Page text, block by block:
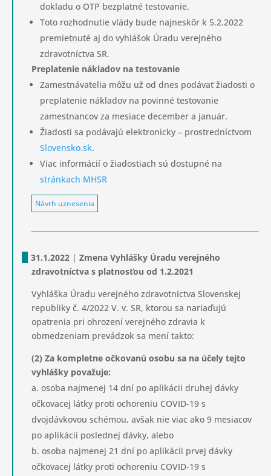
dokladu o OTP bezplatné testovanie.
Toto rozhodnutie vlády bude najneskôr k 5.2.2022
premietnuté aj do vyhlášok Úradu verejného
zdravotníctva SR.
Preplatenie nákladov na testovanie
Zamestnávatelia môžu už od dnes podávať žiadosti o
preplatenie nákladov na povinné testovanie
zamestnancov za mesiace december a január.
Žiadosti sa podávajú elektronicky – prostredníctvom
Slovensko.sk.
Viac informácií o žiadostiach sú dostupné na
stránkach MHSR
Návrh uznesenia
31.1.2022 | Zmena Vyhlášky Úradu verejného
zdravotníctva s platnosťou od 1.2.2021
Vyhláška Úradu verejného zdravotníctva Slovenskej
republiky č. 4/2022 V. v. SR, ktorou sa nariaďujú
opatrenia pri ohrození verejného zdravia k
obmedzeniam prevádzok sa mení takto:
(2) Za kompletne očkovanú osobu sa na účely tejto
vyhlášky považuje:
osoba najmenej 14 dní po aplikácii druhej dávky
očkovacej látky proti ochoreniu COVID-19 s
dvojdávkovou schémou, avšak nie viac ako 9 mesiacov
po aplikácii poslednej dávky, alebo
osoba najmenej 21 dní po aplikácii prvej dávky
očkovacej látky proti ochoreniu COVID-19 s